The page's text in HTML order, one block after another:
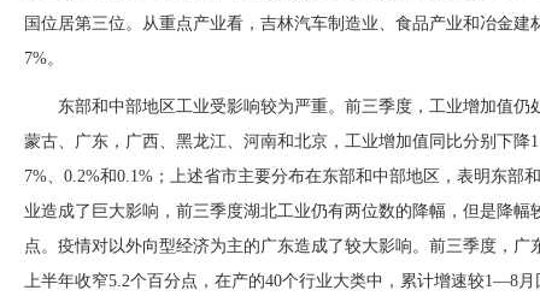
国位居第三位。从重点产业看，吉林汽车制造业、食品产业和冶金建
7%。
东部和中部地区工业受影响较为严重。前三季度，工业增加值
蒙古、广东，广西、黑龙江、河南和北京，工业增加值同比分别下降
7%、0.2%和0.1%；上述省市主要分布在东部和中部地区，表明东部
业造成了巨大影响，前三季度湖北工业仍有两位数的降幅，但是降幅
点。疫情对以外向型经济为主的广东造成了较大影响。前三季度，
上半年收窄5.2个百分点，在产的40个行业大类中，累计增速较1—8